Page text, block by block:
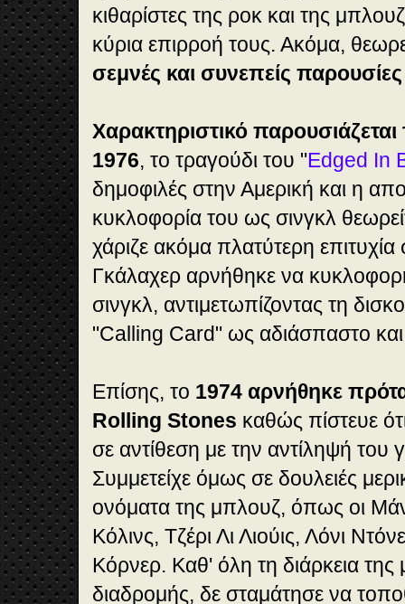
κιθαρίστες της ροκ και της
κύρια επιρροή τους. Ακόμα,
σεμνές και συνεπείς
Χαρακτηριστικό
1976, το τραγούδι του "Edged In
δημοφιλές στην Αμερική και η
κυκλοφορία του ως σινγκλ
χάριζε ακόμα πλατύτερη
Γκάλαχερ αρνήθηκε να
σινγκλ, αντιμετωπίζοντας τη
"Calling Card" ως αδιάσπαστο και
Επίσης, το 1974 αρνήθηκε
Rolling Stones καθώς πίστευε
σε αντίθεση με την αντίληψή του
Συμμετείχε όμως σε δουλειές
ονόματα της μπλουζ, όπως οι
Κόλινς, Τζέρι Λι Λιούις, Λόνι
Κόρνερ. Καθ' όλη τη διάρκεια της
διαδρομής, δε σταμάτησε να